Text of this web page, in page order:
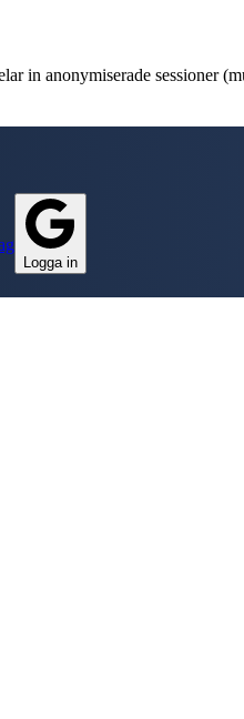
in anonymiserade sessioner
Logga in